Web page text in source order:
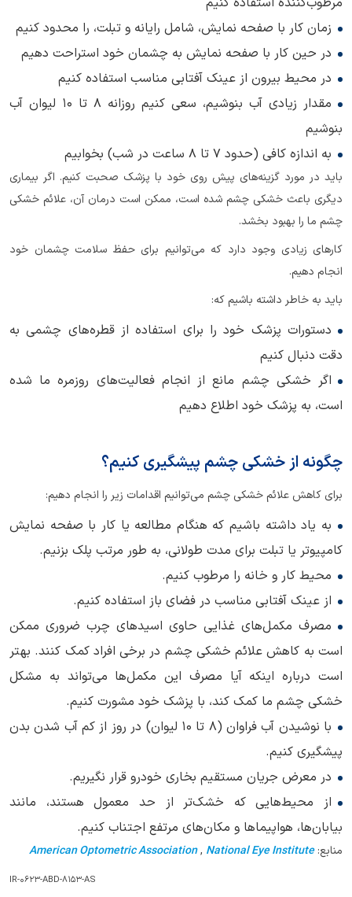
زمان کار با صفحه نمایش، شامل رایانه و تبلت، را محدود کنیم
در حین کار با صفحه نمایش به چشمان خود استراحت دهیم
در محیط بیرون از عینک آفتابی مناسب استفاده کنیم
مقدار زیادی آب بنوشیم، سعی کنیم روزانه 8 تا 10 لیوان آب
بنوشیم
به اندازه کافی (حدود 7 تا 8 ساعت در شب) بخوابیم
باید در مورد گزینه‌های پیش روی خود با پزشک صحبت کنیم. اگر بیماری
دیگری باعث خشکی چشم شده است، ممکن است درمان آن، علائم خشکی
چشم ما را بهبود بخشد.
کارهای زیادی وجود دارد که می‌توانیم برای حفظ سلامت چشمان خود
انجام دهیم.
باید به خاطر داشته باشیم که:
دستورات پزشک خود را برای استفاده از قطره‌های چشمی به
دقت دنبال کنیم
اگر خشکی چشم مانع از انجام فعالیت‌های روزمره ما شده
است، به پزشک خود اطلاع دهیم
چگونه از خشکی چشم پیشگیری کنیم؟
برای کاهش علائم خشکی چشم می‌توانیم اقدامات زیر را انجام دهیم:
به یاد داشته باشیم که هنگام مطالعه یا کار با صفحه نمایش
کامپیوتر یا تبلت برای مدت طولانی، به طور مرتب پلک بزنیم.
محیط کار و خانه را مرطوب کنیم.
از عینک آفتابی مناسب در فضای باز استفاده کنیم.
مصرف مکمل‌های غذایی حاوی اسیدهای چرب ضروری ممکن
است به کاهش علائم خشکی چشم در برخی افراد کمک کنند. بهتر
است درباره اینکه آیا مصرف این مکمل‌ها می‌تواند به مشکل
خشکی چشم ما کمک کند، با پزشک خود مشورت کنیم.
با نوشیدن آب فراوان (8 تا 10 لیوان) در روز از کم آب شدن بدن
پیشگیری کنیم.
در معرض جریان مستقیم بخاری خودرو قرار نگیریم.
از محیط‌هایی که خشک‌تر از حد معمول هستند، مانند
بیابان‌ها، هواپیماها و مکان‌های مرتفع اجتناب کنیم.
منابع: American Optometric Association, National Eye Institute
IR-0623-ABD-8153-AS